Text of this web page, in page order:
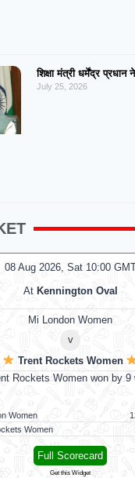
शिक्षा मंत्री धर्मेंद्र प्रधान
July 25, 2026
08 Aug 2026, Sat 10:00
At Kennington Oval
Mi London Women
v
Trent Rockets Women
Rockets Women won by 9
Women
Women
Full Scorecard
Get this Widget